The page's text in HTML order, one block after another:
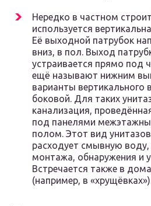
Нередко в частном
используется
Её выходной патрубок
вниз, в пол. Выход
устраивается прямо под
ещё называют нижним
варианты вертикального
боковой. Для таких
канализация,
под панелями
полом. Этот вид
расходует смывную
монтажа, обнаружения и
Встречается также в
(например, в